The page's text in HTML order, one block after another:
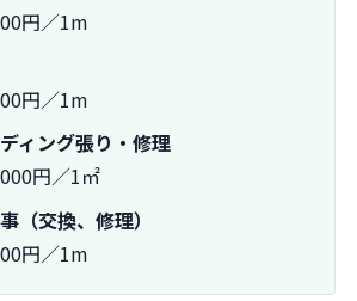
円／1m
円／1m
ィング張り・修理
円／1㎡
（交換、修理）
円／1m